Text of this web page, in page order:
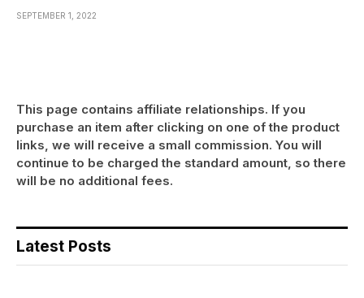
SEPTEMBER 1, 2022
This page contains affiliate relationships. If you
purchase an item after clicking on one of the product
links, we will receive a small commission. You will
continue to be charged the standard amount, so there
will be no additional fees.
Latest Posts